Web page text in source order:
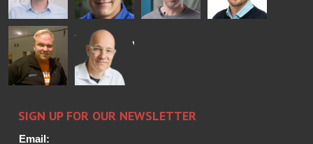
Matthias
Fenske
Per
Jensen
TREATMENT
- GLASTON
Timm